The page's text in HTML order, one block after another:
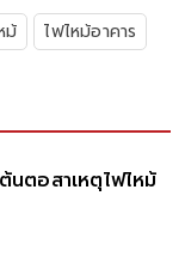
ม้ ไฟไหม้อาคาร
ตอสาเหตุไฟไหม้